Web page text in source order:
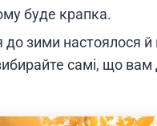
буде крапка.
до зими настоялося
самі, що вам